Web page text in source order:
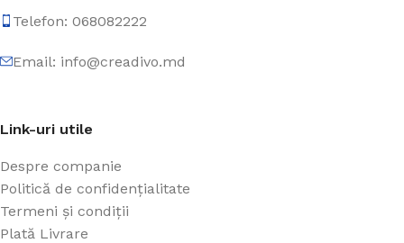
Telefon: 068082222
Email: info@creadivo.md
Link-uri utile
Despre companie
Politică de confidențialitate
Termeni și condiții
Plată Livrare